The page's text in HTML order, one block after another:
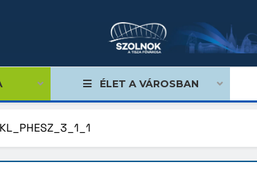
ÉLET A VÁROSBAN
KL_PHESZ_3_1_1